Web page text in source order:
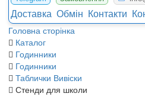
Доставка Обмін Контакти
Головна сторінка
Каталог
Годинники
Годинники
Таблички Вивіски
Стенди для школи